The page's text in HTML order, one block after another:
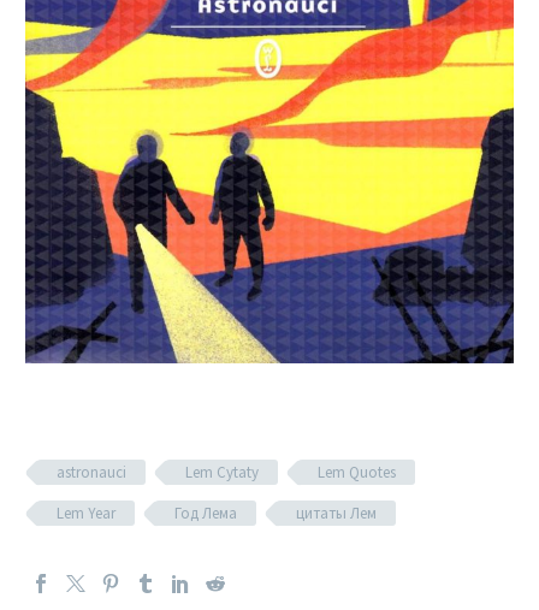
astronauci Lem Cytaty
Lem Quotes
Lem Year
Год Лема цитаты Лем